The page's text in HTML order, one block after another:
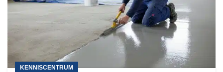
KENNISCENTRUM